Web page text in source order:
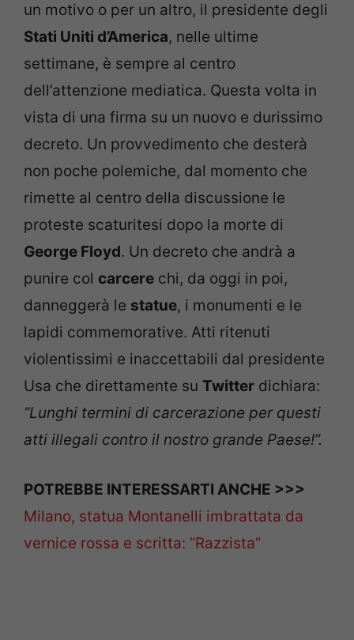
un motivo o per un altro, il presidente degli
Stati Uniti d’America, nelle ultime
settimane, è sempre al centro
dell’attenzione mediatica. Questa volta in
vista di una firma su un nuovo e durissimo
decreto. Un provvedimento che desterà
non poche polemiche, dal momento che
rimette al centro della discussione le
proteste scaturitesi dopo la morte di
George Floyd. Un decreto che andrà a
punire col carcere chi, da oggi in poi,
danneggerà le statue, i monumenti e le
lapidi commemorative. Atti ritenuti
violentissimi e inaccettabili dal presidente
Usa che direttamente su Twitter dichiara:
“Lunghi termini di carcerazione per questi
atti illegali contro il nostro grande Paese!”.
POTREBBE INTERESSARTI ANCHE >>>
Milano, statua Montanelli imbrattata da
vernice rossa e scritta: ”Razzista”